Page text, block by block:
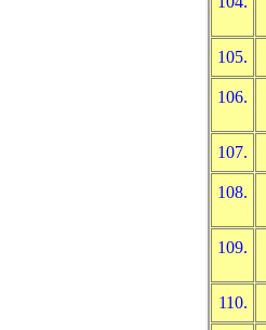
105.
106.
107.
108.
109.
110.